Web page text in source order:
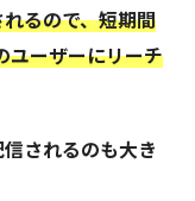
るので、短期間
ユーザーにリーチ
されるのも大き